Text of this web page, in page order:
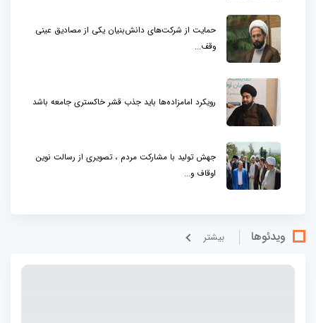
حمایت از شرکت‌های دانش‌بنیان یکی از مصادیق عینی
وقف...
رویکرد امامزاده‌ها باید جذب قشر خاکستری جامعه باشد
جهش تولید با مشارکت مردم ، تصویری از رسالت نوین
اوقاف و...
ویدئوها بيشتر